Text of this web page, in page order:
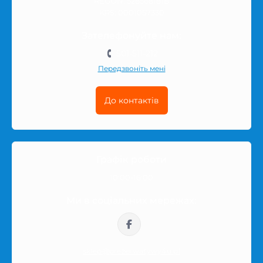
Перед покупкою варто звернути увагу на призначення
товару, склад, розмір, кількість в упаковці та інші
деталі, які можуть впливати на комфорт використання.
Якщо ви порівнюєте кілька варіантів, відкрийте
сторінку товару та перегляньте його опис,
нейтральному пакуванні. Назва товару або інтимної
Передзвоніть мені
До контактів